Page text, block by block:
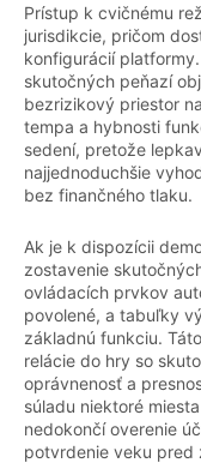
Prístup k cvičnému
jurisdikcie, pričom
konfigurácií
skutočných peňazí
bezrizikový priestor
tempa a hybnosti
sedení, pretože
najjednoduchšie
bez finančného tlaku.
Ak je k dispozícii
zostavenie
ovládacích prvkov
povolené, a tabuľky
základnú funkciu.
relácie do hry so
oprávnenosť a
súladu niektoré
nedokončí overenie
potvrdenie veku pred